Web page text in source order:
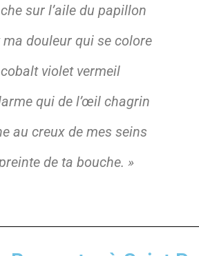
sur l’aile du papillon
ma douleur qui se colore
violet vermeil
qui de l’œil chagrin
au creux de mes seins
de ta bouche. »